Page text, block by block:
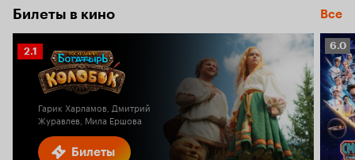
Билеты в кино Все
Билеты
Рейтинг
Кинопоиска
2.1
Гарик Харламов, Дмитрий
Журавлев, Мила Ершова
6.0
6.0